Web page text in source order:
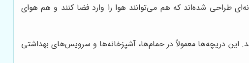
طراحی شده‌اند که هم می‌توانند هوا را وارد فضا کنند و هم هوای
این دریچه‌ها معمولاً در حمام‌ها، آشپزخانه‌ها و سرویس‌های بهداشتی